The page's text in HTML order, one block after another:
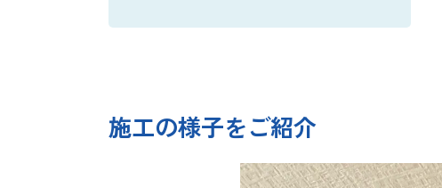
施工の様子をご紹介